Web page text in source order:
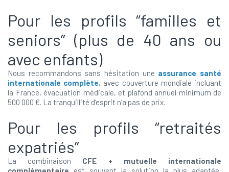
Pour les profils “familles et
seniors” (plus de 40 ans ou
avec enfants)
Nous recommandons sans hésitation une assurance santé
internationale complète, avec couverture mondiale incluant
la France, évacuation médicale, et plafond annuel minimum de
500 000 €. La tranquillité d’esprit n’a pas de prix.
Pour les profils “retraités
expatriés”
La combinaison CFE + mutuelle internationale